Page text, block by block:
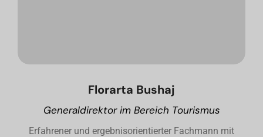
Florarta Bushaj
Generaldirektor im Bereich Tourismus
Erfahrener und ergebnisorientierter Fachmann mit